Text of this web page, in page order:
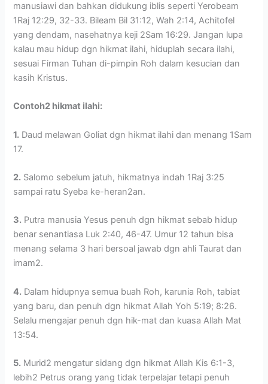
manusiawi dan bahkan didukung iblis seperti Yerobeam
1Raj 12:29, 32-33. Bileam Bil 31:12, Wah 2:14, Achitofel
yang dendam, nasehatnya keji 2Sam 16:29. Jangan lupa
kalau mau hidup dgn hikmat ilahi, hiduplah secara ilahi,
sesuai Firman Tuhan di-pimpin Roh dalam kesucian dan
kasih Kristus.
Contoh2 hikmat ilahi:
1. Daud melawan Goliat dgn hikmat ilahi dan menang 1Sam
17.
2. Salomo sebelum jatuh, hikmatnya indah 1Raj 3:25
sampai ratu Syeba ke-heran2an.
3. Putra manusia Yesus penuh dgn hikmat sebab hidup
benar senantiasa Luk 2:40, 46-47. Umur 12 tahun bisa
menang selama 3 hari bersoal jawab dgn ahli Taurat dan
imam2.
4. Dalam hidupnya semua buah Roh, karunia Roh, tabiat
yang baru, dan penuh dgn hikmat Allah Yoh 5:19; 8:26.
Selalu mengajar penuh dgn hik-mat dan kuasa Allah Mat
13:54.
5. Murid2 mengatur sidang dgn hikmat Allah Kis 6:1-3,
lebih2 Petrus orang yang tidak terpelajar tetapi penuh